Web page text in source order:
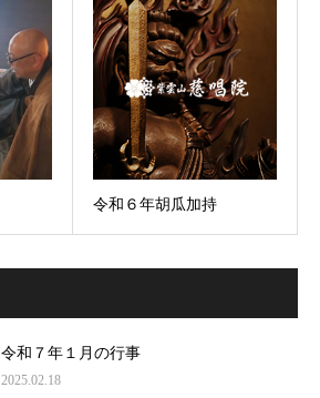
令和６年胡瓜加持
令和７年１月の行事
2025.02.18